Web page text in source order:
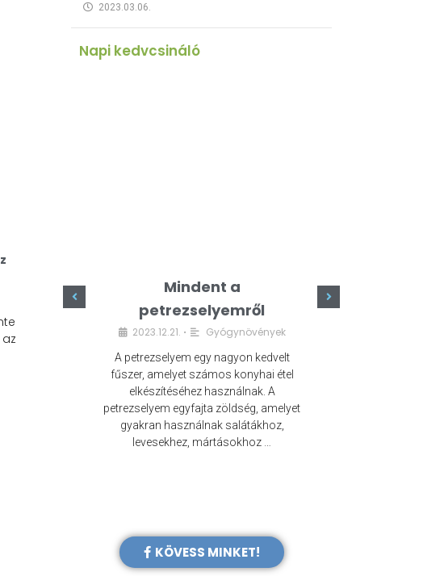
2023.03.06.
Napi kedvcsináló
Mindent a
petrezselyemről
2023.12.21. • Gyógynövények
A petrezselyem egy nagyon kedvelt
fűszer, amelyet számos konyhai étel
elkészítéséhez használnak. A
petrezselyem egyfajta zöldség, amelyet
gyakran használnak salátákhoz,
levesekhez, mártásokhoz …
KÖVESS MINKET!